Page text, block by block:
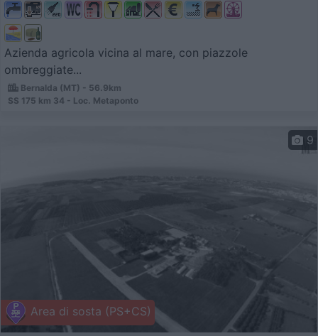
Azienda agricola vicina al mare, con piazzole
ombreggiate...
Bernalda (MT) - 56.9km
SS 175 km 34 - Loc. Metaponto
Area di sosta (PS+CS)
9